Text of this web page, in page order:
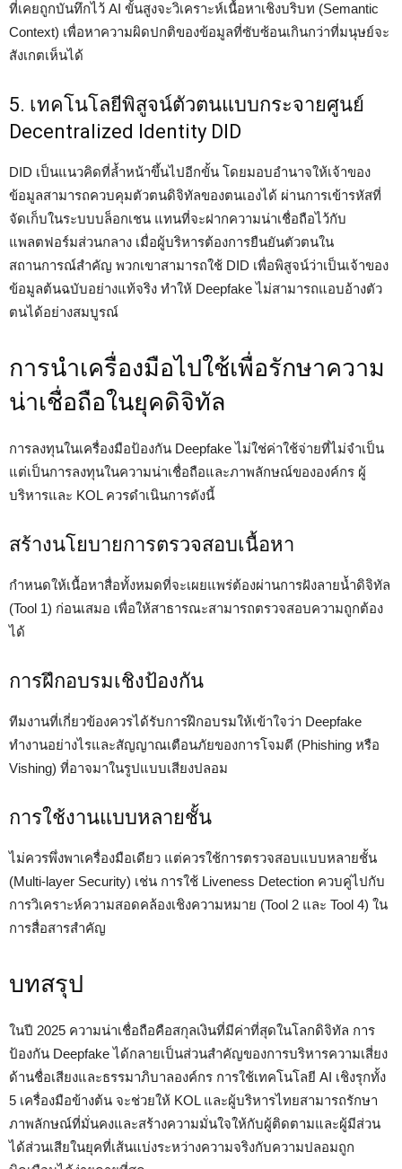
ที่เคยถูกบันทึกไว้ AI ขั้นสูงจะวิเคราะห์เนื้อหาเชิงบริบท (Semantic
Context) เพื่อหาความผิดปกติของข้อมูลที่ซับซ้อนเกินกว่าที่มนุษย์จะ
สังเกตเห็นได้
5. เทคโนโลยีพิสูจน์ตัวตนแบบกระจายศูนย์
Decentralized Identity DID
DID เป็นแนวคิดที่ล้ำหน้าขึ้นไปอีกขั้น โดยมอบอำนาจให้เจ้าของ
ข้อมูลสามารถควบคุมตัวตนดิจิทัลของตนเองได้ ผ่านการเข้ารหัสที่
จัดเก็บในระบบบล็อกเชน แทนที่จะฝากความน่าเชื่อถือไว้กับ
แพลตฟอร์มส่วนกลาง เมื่อผู้บริหารต้องการยืนยันตัวตนใน
สถานการณ์สำคัญ พวกเขาสามารถใช้ DID เพื่อพิสูจน์ว่าเป็นเจ้าของ
ข้อมูลต้นฉบับอย่างแท้จริง ทำให้ Deepfake ไม่สามารถแอบอ้างตัว
ตนได้อย่างสมบูรณ์
การนำเครื่องมือไปใช้เพื่อรักษาความ
น่าเชื่อถือในยุคดิจิทัล
การลงทุนในเครื่องมือป้องกัน Deepfake ไม่ใช่ค่าใช้จ่ายที่ไม่จำเป็น
แต่เป็นการลงทุนในความน่าเชื่อถือและภาพลักษณ์ขององค์กร ผู้
บริหารและ KOL ควรดำเนินการดังนี้
สร้างนโยบายการตรวจสอบเนื้อหา
กำหนดให้เนื้อหาสื่อทั้งหมดที่จะเผยแพร่ต้องผ่านการฝังลายน้ำดิจิทัล
(Tool 1) ก่อนเสมอ เพื่อให้สาธารณะสามารถตรวจสอบความถูกต้อง
ได้
การฝึกอบรมเชิงป้องกัน
ทีมงานที่เกี่ยวข้องควรได้รับการฝึกอบรมให้เข้าใจว่า Deepfake
ทำงานอย่างไรและสัญญาณเตือนภัยของการโจมตี (Phishing หรือ
Vishing) ที่อาจมาในรูปแบบเสียงปลอม
การใช้งานแบบหลายชั้น
ไม่ควรพึ่งพาเครื่องมือเดียว แต่ควรใช้การตรวจสอบแบบหลายชั้น
(Multi-layer Security) เช่น การใช้ Liveness Detection ควบคู่ไปกับ
การวิเคราะห์ความสอดคล้องเชิงความหมาย (Tool 2 และ Tool 4) ใน
การสื่อสารสำคัญ
บทสรุป
ในปี 2025 ความน่าเชื่อถือคือสกุลเงินที่มีค่าที่สุดในโลกดิจิทัล การ
ป้องกัน Deepfake ได้กลายเป็นส่วนสำคัญของการบริหารความเสี่ยง
ด้านชื่อเสียงและธรรมาภิบาลองค์กร การใช้เทคโนโลยี AI เชิงรุกทั้ง
5 เครื่องมือข้างต้น จะช่วยให้ KOL และผู้บริหารไทยสามารถรักษา
ภาพลักษณ์ที่มั่นคงและสร้างความมั่นใจให้กับผู้ติดตามและผู้มีส่วน
ได้ส่วนเสียในยุคที่เส้นแบ่งระหว่างความจริงกับความปลอมถูก